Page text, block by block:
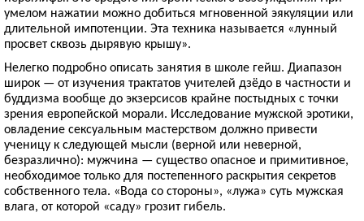
умелом нажатии можно добиться мгновенной эякуляции или
длительной импотенции. Эта техника называется «лунный
просвет сквозь дырявую крышу».
Нелегко подробно описать занятия в школе гейш. Диапазон
широк — от изучения трактатов учителей дзёдо в частности и
буддизма вообще до экзерсисов крайне постыдных с точки
зрения европейской морали. Исследование мужской эротики,
овладение сексуальным мастерством должно привести
ученицу к следующей мысли (верной или неверной,
безразлично): мужчина — существо опасное и примитивное,
необходимое только для постепенного раскрытия секретов
собственного тела. «Вода со стороны», «лужа» суть мужская
влага, от которой «саду» грозит гибель.